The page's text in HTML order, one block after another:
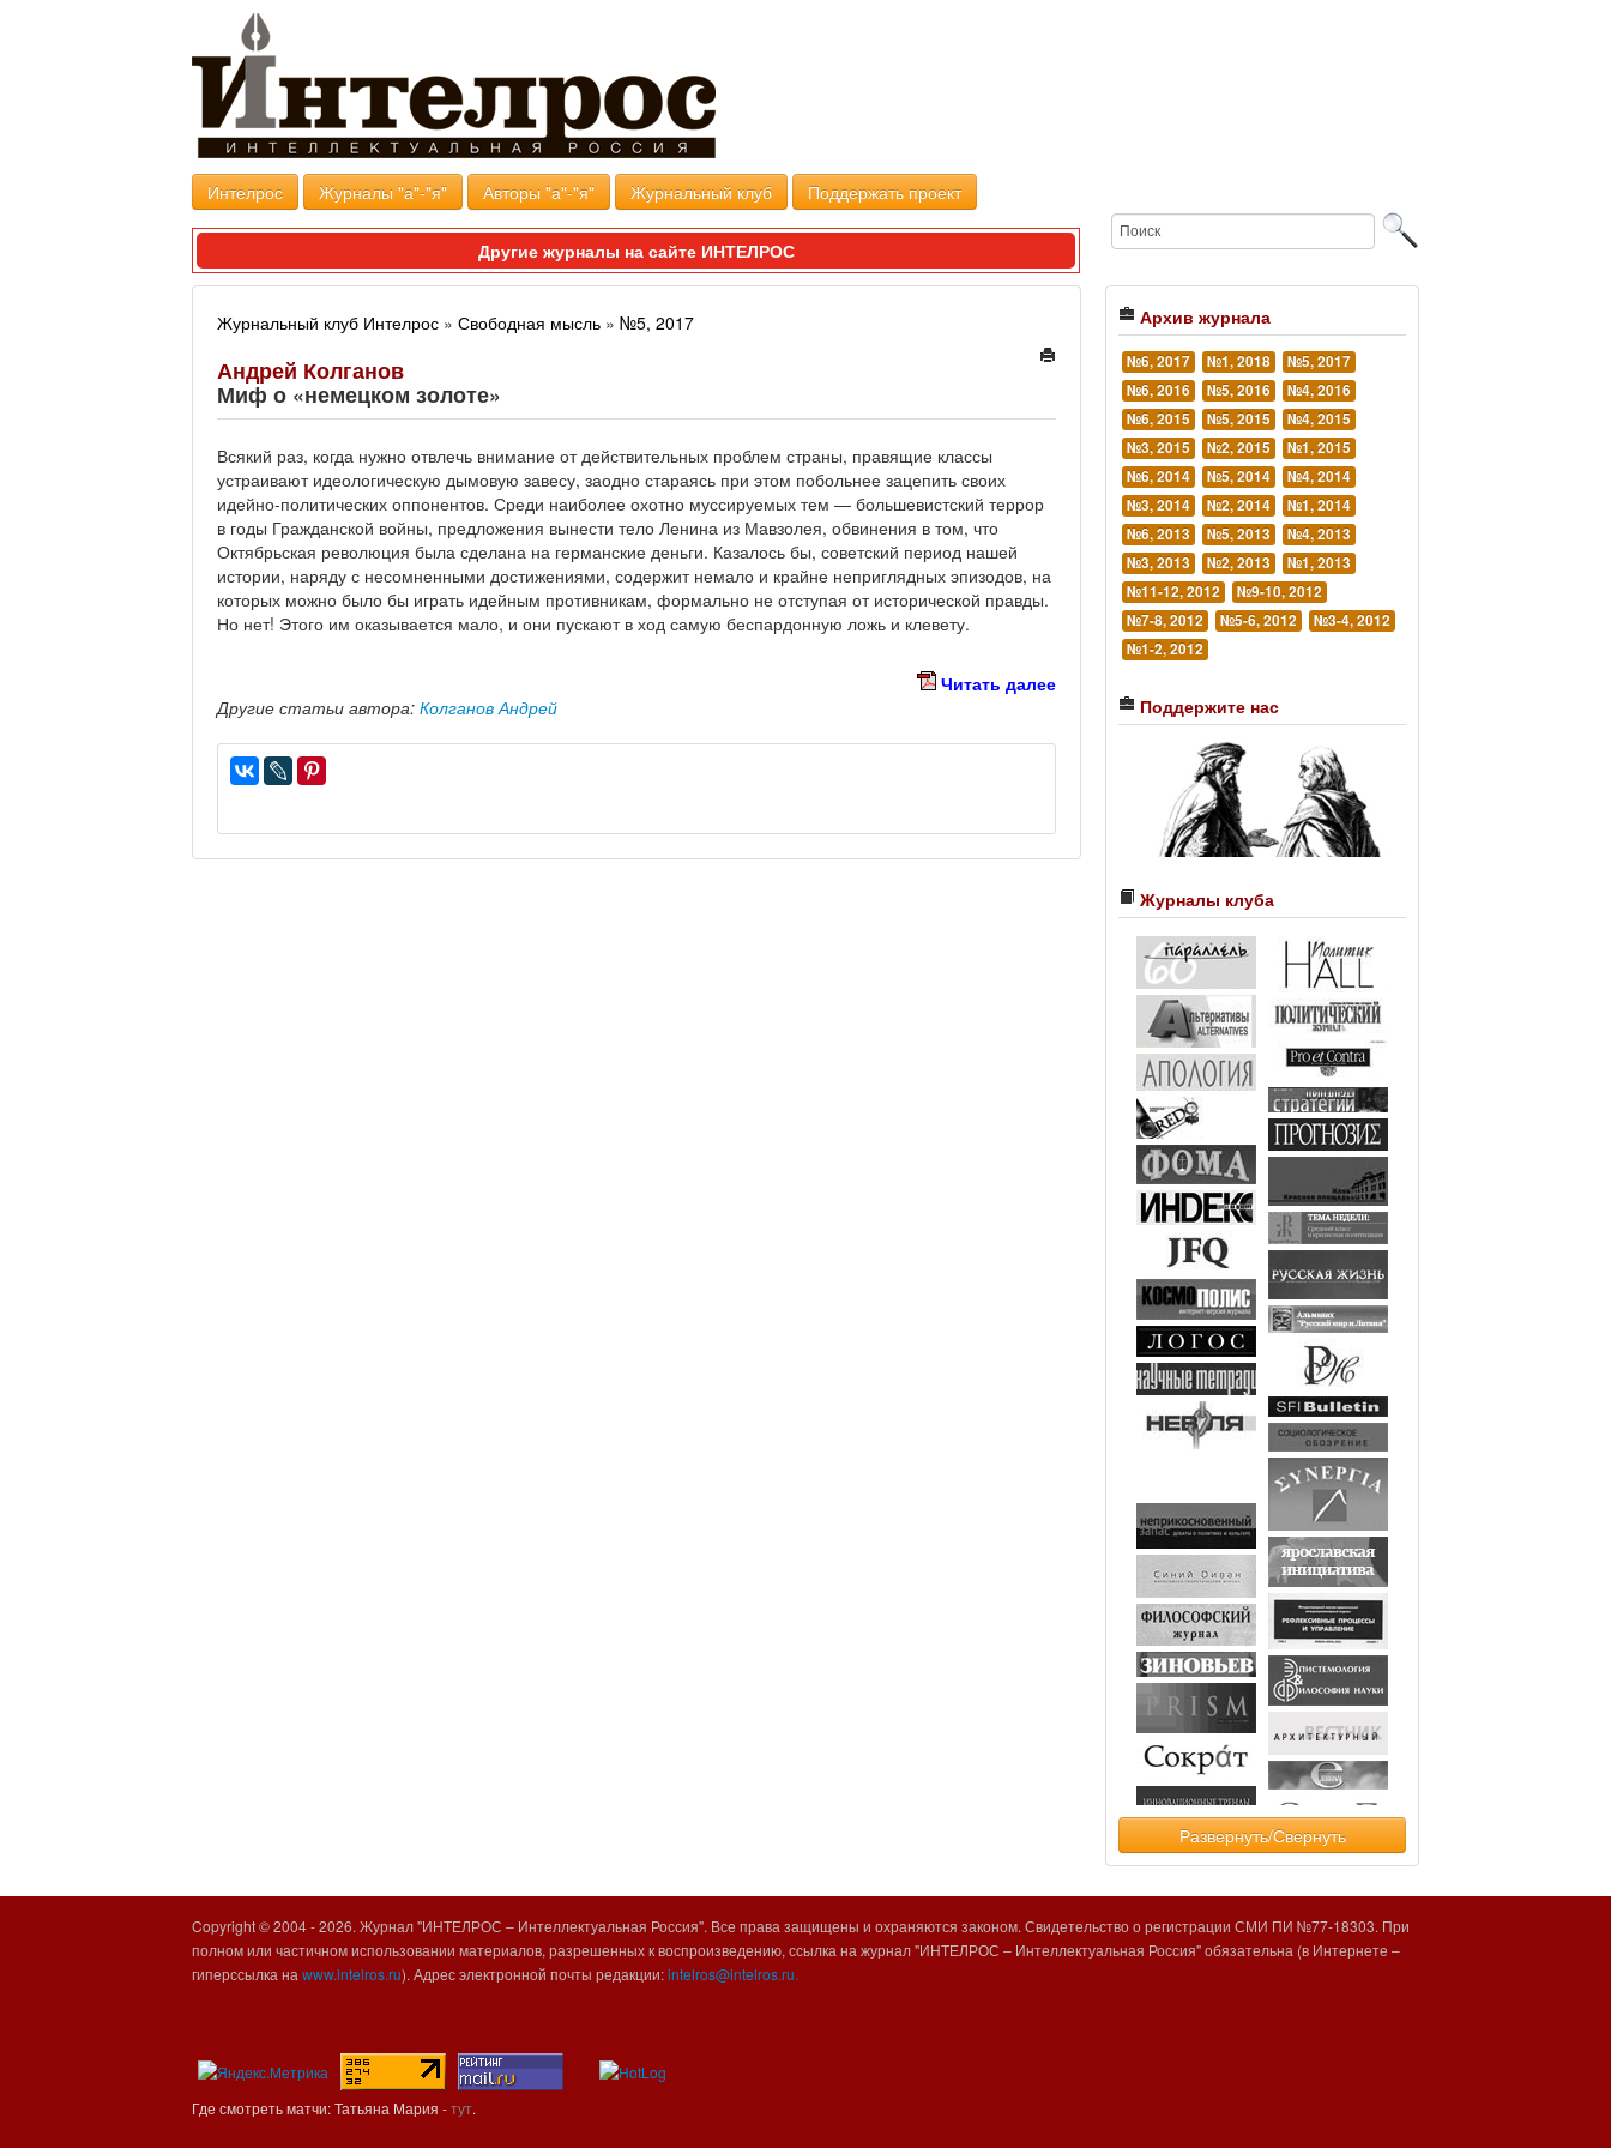
Интелрос Журналы "а"-"я" Авторы "а"-"я" Журнальный клуб Поддержать проект
Другие журналы на сайте ИНТЕЛРОС
Журнальный клуб Интелрос » Свободная мысль » №5, 2017
Андрей Колганов
Миф о «немецком золоте»
Всякий раз, когда нужно отвлечь внимание от действительных проблем страны, правящие классы
устраивают идеологическую дымовую завесу, заодно стараясь при этом побольнее зацепить своих
идейно-политических оппонентов. Среди наиболее охотно муссируемых тем — большевистский террор
в годы Гражданской войны, предложения вынести тело Ленина из Мавзолея, обвинения в том, что
Октябрьская революция была сделана на германские деньги. Казалось бы, советский период нашей
истории, наряду с несомненными достижениями, содержит немало и крайне неприглядных эпизодов, на
которых можно было бы играть идейным противникам, формально не отступая от исторической правды.
Но нет! Этого им оказывается мало, и они пускают в ход самую беспардонную ложь и клевету.
Читать далее
Другие статьи автора: Колганов Андрей
Архив журнала
№6, 2017 №1, 2018
№5, 2017
№6, 2016
№5, 2016
№4, 2016
№6, 2015
№5, 2015
№4, 2015
№3, 2015
№2, 2015
№1, 2015
№6, 2014
№5, 2014
№4, 2014
№3, 2014
№2, 2014
№1, 2014
№6, 2013
№5, 2013
№4, 2013
№3, 2013
№2, 2013
№1, 2013
№11-12, 2012
№9-10, 2012
№7-8, 2012
№5-6, 2012
№3-4, 2012
№1-2, 2012
Поддержите нас
Журналы клуба
Развернуть/Свернуть
Copyright © 2004 -2026. Журнал "ИНТЕЛРОС – Интеллектуальная Россия". Все права защищены и охраняются законом. Свидетельство о регистрации СМИ ПИ №77-18303. При
полном или частичном использовании материалов, разрешенных к воспроизведению, ссылка на журнал "ИНТЕЛРОС – Интеллектуальная Россия" обязательна (в Интернете –
гиперссылка на www.intelros.ru). Адрес электронной почты редакции:intelros@intelros.ru.
Где смотреть матчи: Татьяна Мария -тут.